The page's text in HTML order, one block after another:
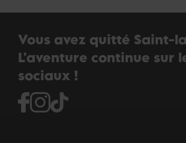
Vous avez quitté Saint-
L'aventure continue sur
sociaux !